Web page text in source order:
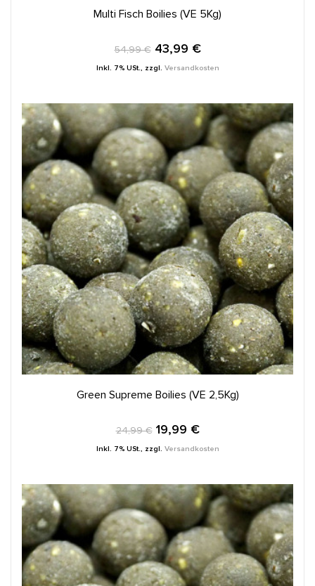
IN DEN WARENKORB
Multi Fisch Boilies (VE 5Kg)
54,99 € 43,99 €
Inkl. 7% USt., zzgl. Versandkosten
IN DEN WARENKORB
Green Supreme Boilies (VE 2,5Kg)
24,99 € 19,99 €
Inkl. 7% USt., zzgl. Versandkosten